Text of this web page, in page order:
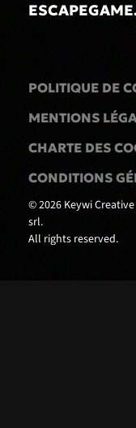
POLITIQUE DE
MENTIONS
CHARTE DES
CONDITIONS
©2026 Keywi
srl.
All rights reserved.